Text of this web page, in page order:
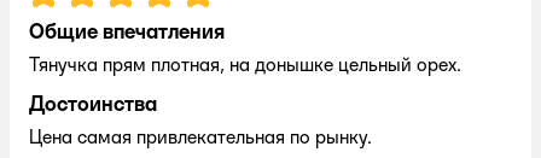
Общие впечатления
Тянучка прям плотная, на донышке цельный орех.
Достоинства
Цена самая привлекательная по рынку.